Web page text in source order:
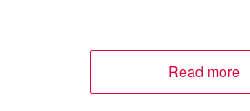
Read more